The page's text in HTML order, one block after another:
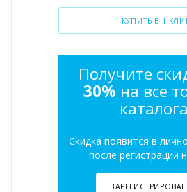
КУПИТЬ В 1
Получите
30% на все
Скидка появится в
после регистрации